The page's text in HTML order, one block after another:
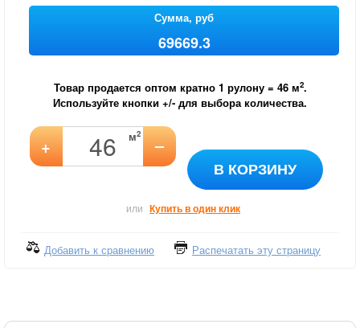
Сумма, руб
69669.3
Товар продается оптом кратно 1 рулону = 46м2.
Используйте кнопки +/- для выбора количества.
+ м2 –
В КОРЗИНУ
или Купить в один клик
Добавить к сравнению Распечатать эту страницу